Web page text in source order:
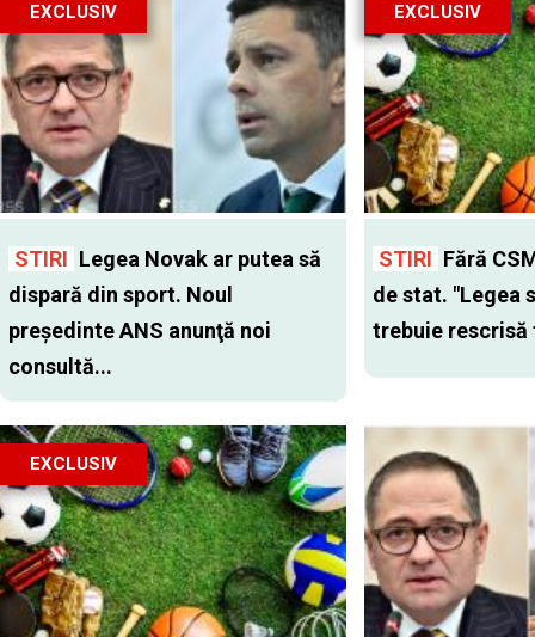
EXCLUSIV
STIRI Legea Novak ar putea să
dispară din sport. Noul
preşedinte ANS anunţă noi
consultă...
EXCLUSIV
STIRI Fără
de stat. "Legea
trebuie rescrisă
EXCLUSIV